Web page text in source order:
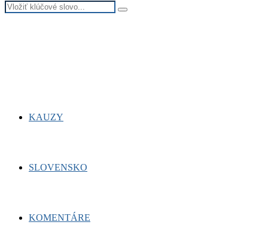
Search
Search
KAUZY
SLOVENSKO
KOMENTÁRE